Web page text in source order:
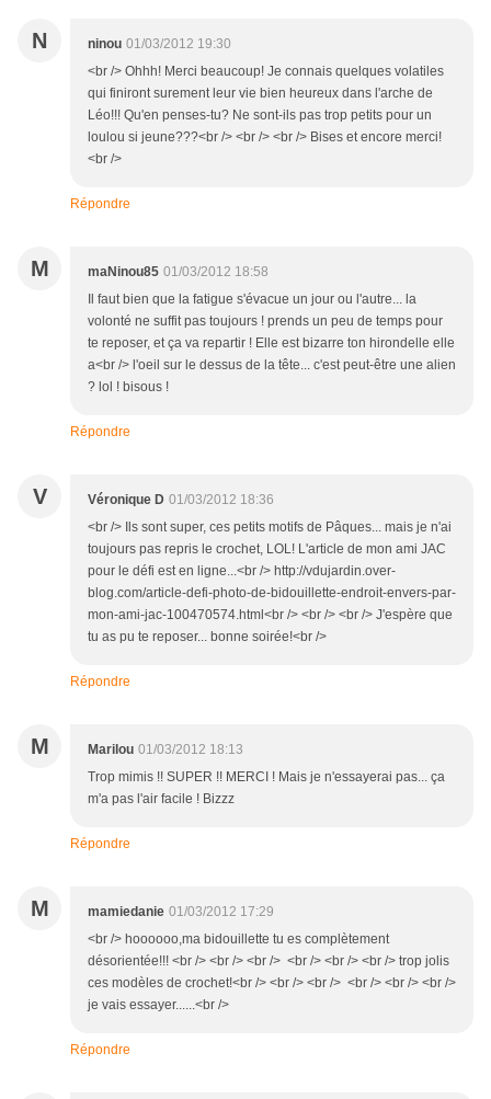
N ninou 01/03/2012 19:30
<br /> Ohhh! Merci beaucoup! Je connais quelques volatiles
qui finiront surement leur vie bien heureux dans l'arche de
Léo!!! Qu'en penses-tu? Ne sont-ils pas trop petits pour un
loulou si jeune???<br /> <br /> <br /> Bises et encore merci!
<br />
Répondre
M maNinou85 01/03/2012 18:58
Il faut bien que la fatigue s'évacue un jour ou l'autre... la
volonté ne suffit pas toujours ! prends un peu de temps pour
te reposer, et ça va repartir ! Elle est bizarre ton hirondelle elle
a<br /> l'oeil sur le dessus de la tête... c'est peut-être une alien
? lol ! bisous !
Répondre
V Véronique D 01/03/2012 18:36
<br /> Ils sont super, ces petits motifs de Pâques... mais je n'ai
toujours pas repris le crochet, LOL! L'article de mon ami JAC
pour le défi est en ligne...<br /> http://vdujardin.over-
blog.com/article-defi-photo-de-bidouillette-endroit-envers-par-
mon-ami-jac-100470574.html<br /> <br /> <br /> J'espère que
tu as pu te reposer... bonne soirée!<br />
Répondre
M Marilou 01/03/2012 18:13
Trop mimis !! SUPER !! MERCI ! Mais je n'essayerai pas... ça
m'a pas l'air facile ! Bizzz
Répondre
M mamiedanie 01/03/2012 17:29
<br /> hoooooo,ma bidouillette tu es complètement
désorientée!!! <br /> <br /> <br /> <br /> <br /> <br /> trop jolis
ces modèles de crochet!<br /> <br /> <br /> <br /> <br /> <br />
je vais essayer......<br />
Répondre